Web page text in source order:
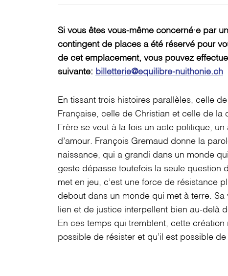
Si vous êtes vous-même concerné·e par
contingent de places a été réservé pour
de cet emplacement, vous pouvez
suivante: billetterie@equilibre-nuithonie.ch
En tissant trois histoires parallèles, celle
Française, celle de Christian et celle de la
Frère se veut à la fois un acte politique,
d’amour. François Gremaud donne la
naissance, qui a grandi dans un monde
geste dépasse toutefois la seule question
met en jeu, c’est une force de résistance
debout dans un monde qui met à terre.
lien et de justice interpellent bien au-delà
En ces temps qui tremblent, cette création
possible de résister et qu’il est possible